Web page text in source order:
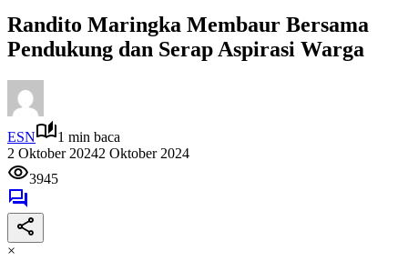
Randito Maringka Membaur Bersama
Pendukung dan Serap Aspirasi Warga
ESN
1 min baca
2 Oktober 20242 Oktober 2024
3945
×